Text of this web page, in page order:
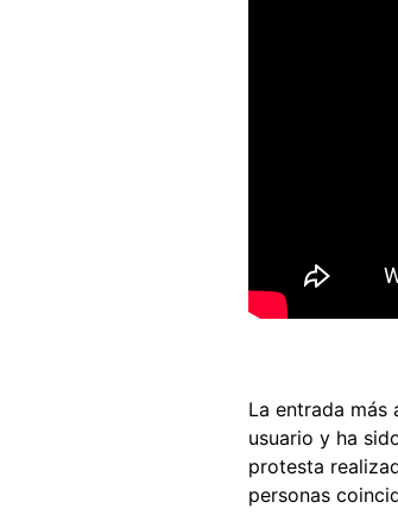
La entrada
usuario y ha
protesta
personas